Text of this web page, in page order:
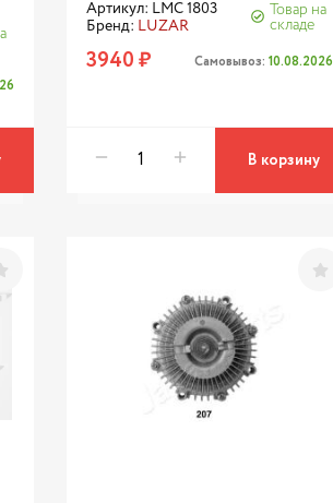
Артикул: LMC 1803
Бренд: LUZAR
Товар на
складе
3940 ₽ Самовывоз:10.08.2026
В корзину